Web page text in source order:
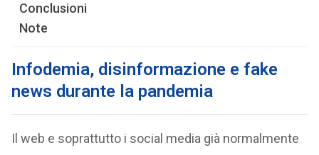
Conclusioni
Note
Infodemia, disinformazione e fake
news durante la pandemia
Il web e soprattutto i social media già normalmente